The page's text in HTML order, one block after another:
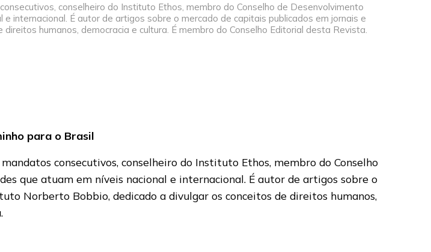
conselheiro do Instituto Ethos, membro do Conselho de Desenvolvimento
internacional. É autor de artigos sobre o mercado de capitais publicados em jornais e
humanos, democracia e cultura. É membro do Conselho Editorial desta Revista.
para o Brasil
consecutivos, conselheiro do Instituto Ethos, membro do Conselho
que atuam em níveis nacional e internacional. É autor de artigos sobre o
Norberto Bobbio, dedicado a divulgar os conceitos de direitos humanos,